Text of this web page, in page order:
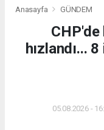
Anasayfa GÜNDEM
CHP'de
hızlandı...
05.08.2026 -